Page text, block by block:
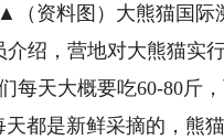
料图）大熊猫国际
，营地对大熊猫实
每天大概要吃60-80斤
都是新鲜采摘的，熊